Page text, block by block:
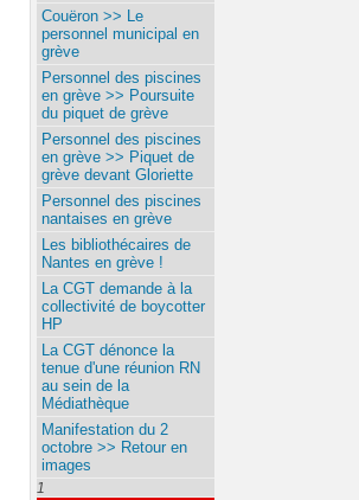
Couëron >> Le
personnel municipal en
grève
Personnel des piscines
en grève >> Poursuite
du piquet de grève
Personnel des piscines
en grève >> Piquet de
grève devant Gloriette
Personnel des piscines
nantaises en grève
Les bibliothécaires de
Nantes en grève !
La CGT demande à la
collectivité de boycotter
HP
La CGT dénonce la
tenue d'une réunion RN
au sein de la
Médiathèque
Manifestation du 2
octobre >> Retour en
images
1